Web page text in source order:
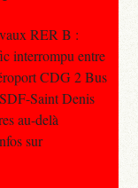
RER B :
interrompu entre
CDG 2 Bus
Saint Denis
au-delà
sur